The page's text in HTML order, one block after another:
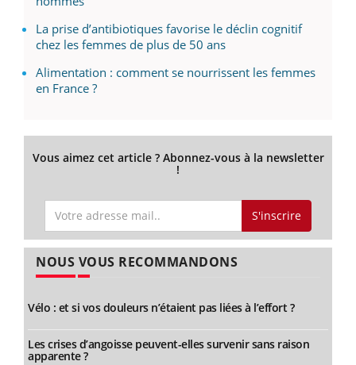
La prise d’antibiotiques favorise le déclin cognitif
chez les femmes de plus de 50 ans
Alimentation : comment se nourrissent les femmes
en France ?
Vous aimez cet article ? Abonnez-vous à la newsletter
!
S'inscrire
NOUS VOUS RECOMMANDONS
Vélo : et si vos douleurs n’étaient pas liées à l’effort ?
Les crises d’angoisse peuvent-elles survenir sans raison
apparente ?